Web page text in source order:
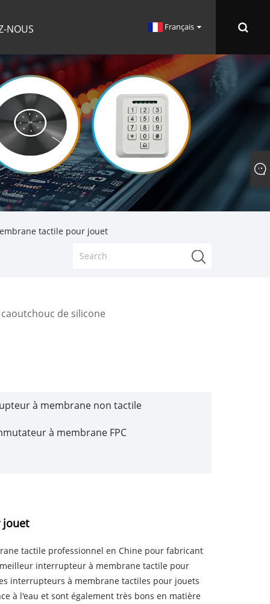
NOUS Français
tactile pour jouet
de silicone
à membrane non tactile
à membrane FPC
jouet
tactile professionnel en Chine pour fabricant
interrupteur à membrane tactile pour
interrupteurs à membrane tactiles pour jouets
à l'eau et sont également très bons en matière